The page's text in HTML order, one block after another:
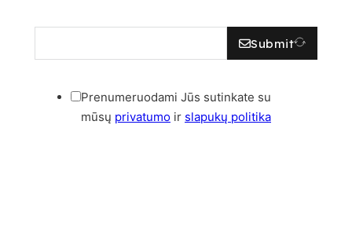
Submit
Prenumeruodami Jūs sutinkate su
mūsų privatumo ir slapukų politika